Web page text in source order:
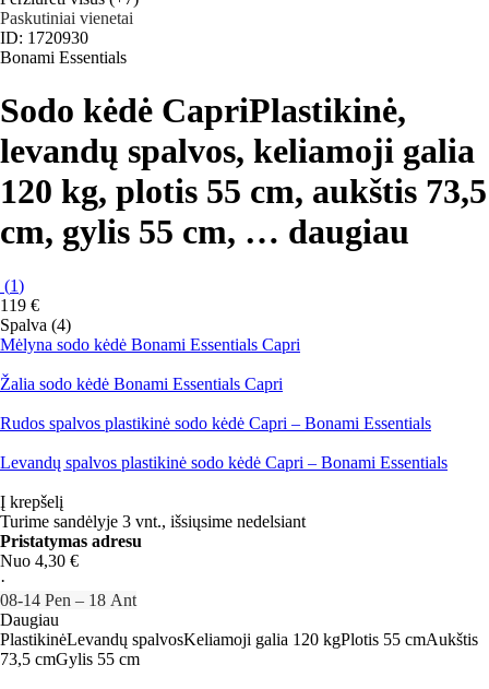
Paskutiniai vienetai
ID: 1720930
Bonami Essentials
Sodo kėdė CapriPlastikinė,
levandų spalvos, keliamoji galia
120 kg, plotis 55 cm, aukštis 73,5
cm, gylis 55 cm, … daugiau
(1)
119 €
Spalva (4)
Mėlyna sodo kėdė Bonami Essentials Capri
Žalia sodo kėdė Bonami Essentials Capri
Rudos spalvos plastikinė sodo kėdė Capri – Bonami Essentials
Levandų spalvos plastikinė sodo kėdė Capri – Bonami Essentials
Į krepšelį
Turime sandėlyje 3 vnt., išsiųsime nedelsiant
Pristatymas adresu
Nuo 4,30 €
·
08‑14 Pen – 18 Ant
Daugiau
PlastikinėLevandų spalvosKeliamoji galia 120 kgPlotis 55 cmAukštis
73,5 cmGylis 55 cm